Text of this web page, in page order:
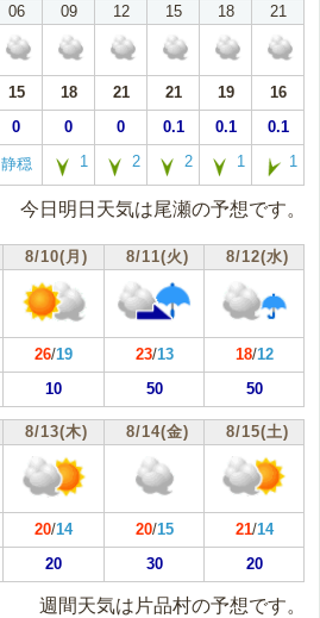
06 09 12 15 18 21
15 18 21 21 19
16
0 0 0 0.1 0.1 0.1
静穏 1 2 2 1 1
今日明日天気は尾瀬の予想です。
8/10(月) 8/11(火) 8/12(水)
26/19 23/13 18/12
10 50 50
8/13(木) 8/14(金) 8/15(土)
20/14 20/15 21/14
20 30 20
週間天気は片品村の予想です。